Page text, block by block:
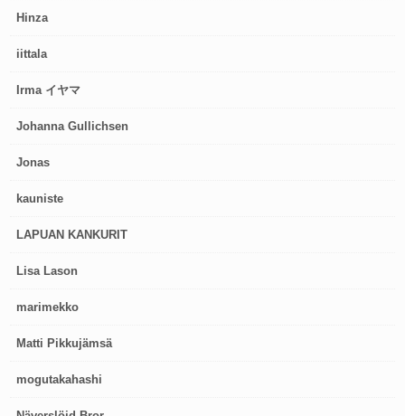
Hinza
iittala
Irma イヤマ
Johanna Gullichsen
Jonas
kauniste
LAPUAN KANKURIT
Lisa Lason
marimekko
Matti Pikkujämsä
mogutakahashi